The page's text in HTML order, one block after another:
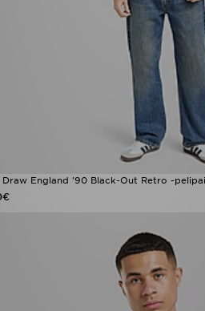
Draw England '90 Black-Out Retro -